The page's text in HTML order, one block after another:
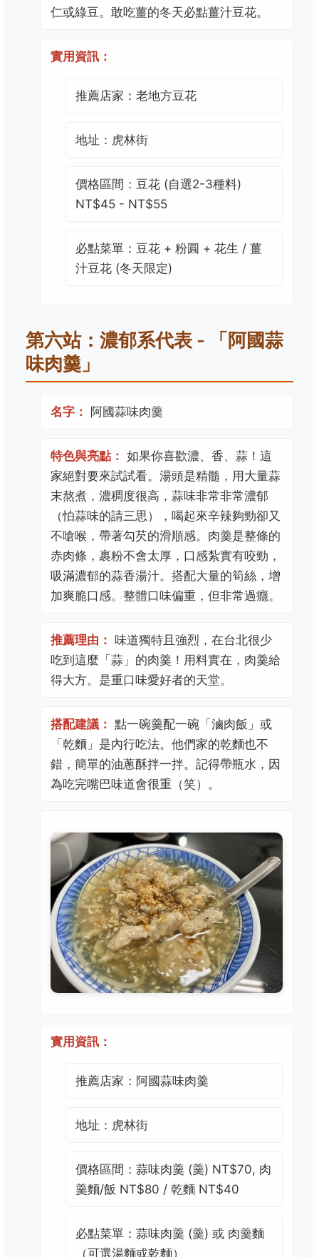
仁或綠豆。敢吃薑的冬天必點薑汁豆花。
實用資訊：
推薦店家：老地方豆花
地址：虎林街
價格區間：豆花 (自選2-3種料)
NT$45 - NT$55
必點菜單：豆花 + 粉圓 + 花生 / 薑
汁豆花 (冬天限定)
第六站：濃郁系代表 - 「阿國蒜
味肉羹」
名字： 阿國蒜味肉羹
特色與亮點： 如果你喜歡濃、香、蒜！這
家絕對要來試試看。湯頭是精髓，用大量蒜
末熬煮，濃稠度很高，蒜味非常非常濃郁
（怕蒜味的請三思），喝起來辛辣夠勁卻又
不嗆喉，帶著勾芡的滑順感。肉羹是整條的
赤肉條，裹粉不會太厚，口感紮實有咬勁，
吸滿濃郁的蒜香湯汁。搭配大量的筍絲，增
加爽脆口感。整體口味偏重，但非常過癮。
推薦理由： 味道獨特且強烈，在台北很少
吃到這麼「蒜」的肉羹！用料實在，肉羹給
得大方。是重口味愛好者的天堂。
搭配建議： 點一碗羹配一碗「滷肉飯」或
「乾麵」是內行吃法。他們家的乾麵也不
錯，簡單的油蔥酥拌一拌。記得帶瓶水，因
為吃完嘴巴味道會很重（笑）。
實用資訊：
推薦店家：阿國蒜味肉羹
地址：虎林街
價格區間：蒜味肉羹 (羹) NT$70, 肉
羹麵/飯 NT$80 / 乾麵 NT$40
必點菜單：蒜味肉羹 (羹) 或 肉羹麵
（可選湯麵或乾麵）